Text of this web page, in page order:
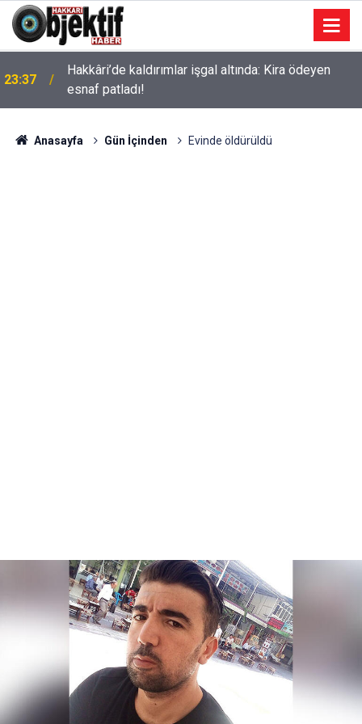
23:37
Hakkâri’de kaldırımlar işgal altında: Kira ödeyen
esnaf patladı!
Anasayfa Gün İçinden Evinde öldürüldü